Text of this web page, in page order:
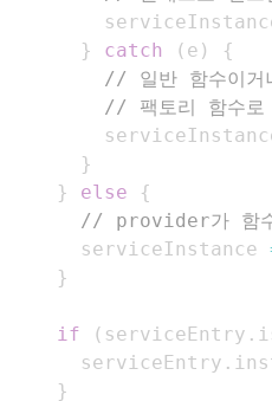
}
catch ( e )
{
// 일반 함수이거
// 팩토리 함수로
}
}
else
{
// provider가 함수
      serviceInstance
}
if ( serviceEntry .
      serviceEntry
.
}